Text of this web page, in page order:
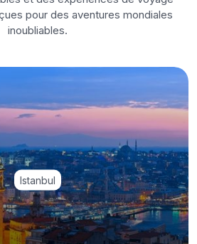
pour des aventures mondiales
inoubliables.
Istanbul